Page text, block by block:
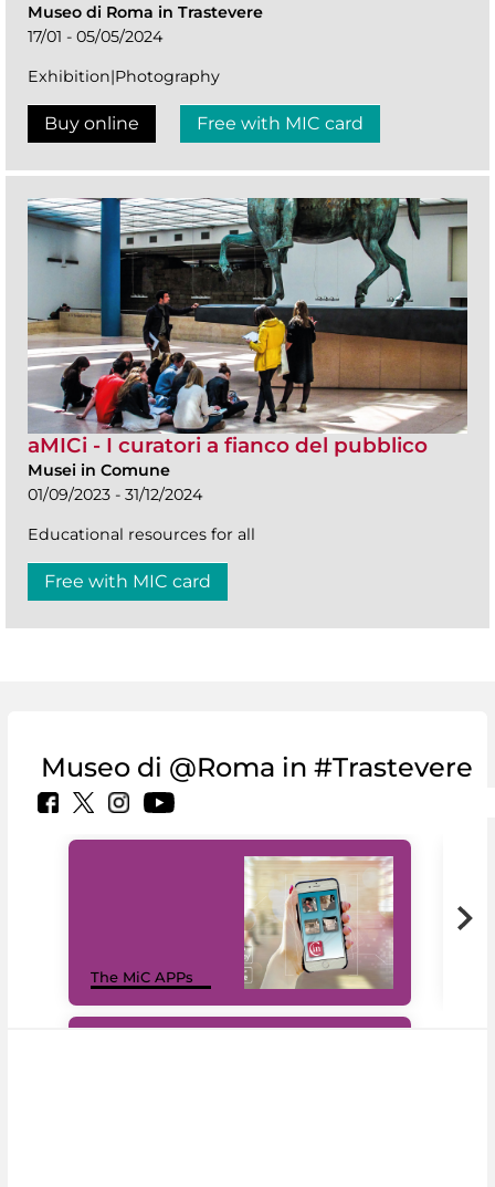
Museo di Roma in Trastevere
17/01 - 05/05/2024
Exhibition|Photography
Buy online Free with MIC card
aMICi - I curatori a fianco del pubblico
Musei in Comune
01/09/2023 - 31/12/2024
Educational resources for all
Free with MIC card
Museo di @Roma in #Trastevere
The MiC APPs